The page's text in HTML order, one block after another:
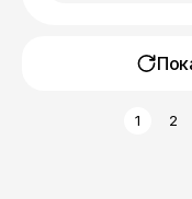
1 2